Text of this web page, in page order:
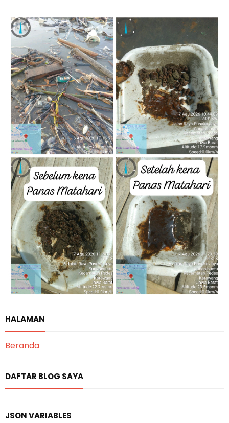
HALAMAN
Beranda
DAFTAR BLOG SAYA
JSON VARIABLES